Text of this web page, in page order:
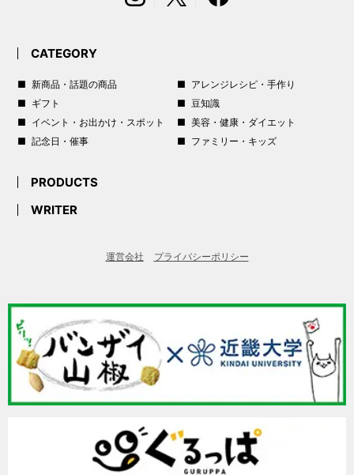
CATEGORY
新商品・話題の商品
アレンジレシピ・手作り
ギフト
豆知識
イベント・お出かけ・スポット
美容・健康・ダイエット
記念日・催事
ファミリー・キッズ
PRODUCTS
WRITER
運営会社 プライバシーポリシー